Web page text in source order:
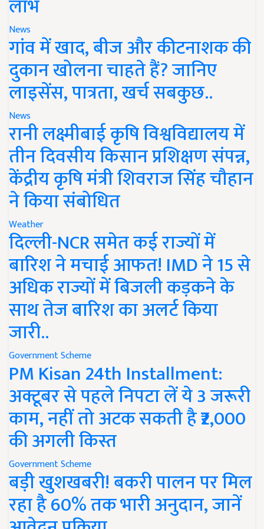
लाभ
News
गांव में खाद, बीज और कीटनाशक की
दुकान खोलना चाहते हैं? जानिए
लाइसेंस, पात्रता, खर्च सबकुछ..
News
रानी लक्ष्मीबाई कृषि विश्वविद्यालय में
तीन दिवसीय किसान प्रशिक्षण संपन्न,
केंद्रीय कृषि मंत्री शिवराज सिंह चौहान
ने किया संबोधित
Weather
दिल्ली-NCR समेत कई राज्यों में
बारिश ने मचाई आफत! IMD ने 15 से
अधिक राज्यों में बिजली कड़कने के
साथ तेज बारिश का अलर्ट किया
जारी..
Government Scheme
PM Kisan 24th Installment:
अक्टूबर से पहले निपटा लें ये 3 जरूरी
काम, नहीं तो अटक सकती है ₹2,000
की अगली किस्त
Government Scheme
बड़ी खुशखबरी! बकरी पालन पर मिल
रहा है 60% तक भारी अनुदान, जानें